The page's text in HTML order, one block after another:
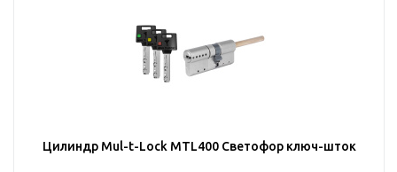
Цилиндр Mul-t-Lock MTL400 Светофор ключ-шток